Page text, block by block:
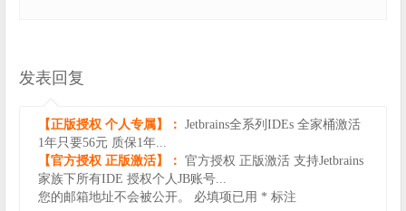
发表回复
【正版授权 个人专属】： Jetbrains全系列IDEs 全家桶激活
1年只要56元 质保1年...
【官方授权 正版激活】： 官方授权 正版激活 支持Jetbrains
家族下所有IDE 授权个人JB账号...
您的邮箱地址不会被公开。
必填项已用 * 标注